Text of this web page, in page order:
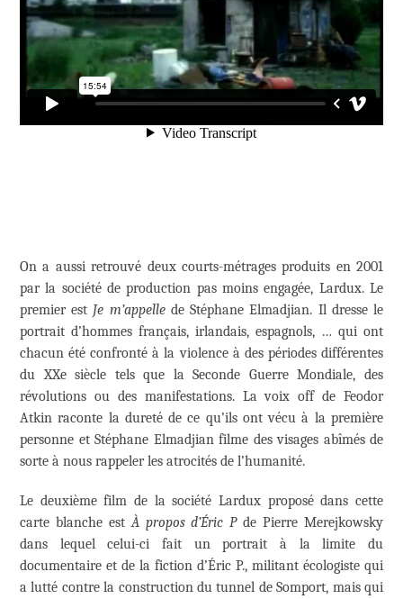
On a aussi retrouvé deux courts-métrages produits en 2001
par la société de production pas moins engagée, Lardux. Le
premier est Je m’appellede Stéphane Elmadjian. Il dresse le
portrait d’hommes français, irlandais, espagnols, … qui ont
chacun été confronté à la violence à des périodes différentes
du XXe siècle tels que la Seconde Guerre Mondiale, des
révolutions ou des manifestations. La voix off de Feodor
Atkin raconte la dureté de ce qu’ils ont vécu à la première
personne et Stéphane Elmadjian filme des visages abîmés de
sorte à nous rappeler les atrocités de l’humanité.
Le deuxième film de la société Lardux proposé dans cette
carte blanche estÀ propos d’Éric Pde Pierre Merejkowsky
dans lequel celui-ci fait un portrait à la limite du
documentaire et de la fiction d’Éric P., militant écologiste qui
a lutté contre la construction du tunnel de Somport, mais qui